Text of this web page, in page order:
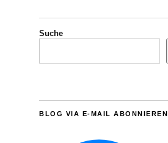
Suche
BLOG VIA E-MAIL ABONNIEREN